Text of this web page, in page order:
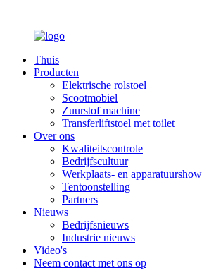
Thuis
Producten
Elektrische rolstoel
Scootmobiel
Zuurstof machine
Transferliftstoel met toilet
Over ons
Kwaliteitscontrole
Bedrijfscultuur
Werkplaats- en apparatuurshow
Tentoonstelling
Partners
Nieuws
Bedrijfsnieuws
Industrie nieuws
Video's
Neem contact met ons op